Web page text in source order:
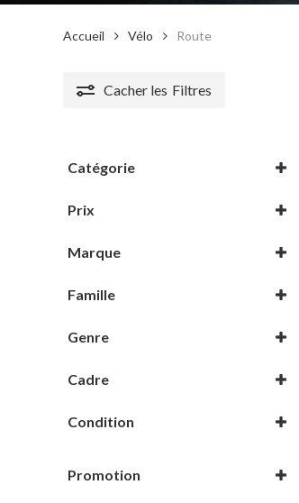
Accueil Vélo Route
Cacher les Filtres
Catégorie
Vélo
Prix
Marque
Trek
Famille
Madone
Meele
Genre
Cadre
Condition
Promotion